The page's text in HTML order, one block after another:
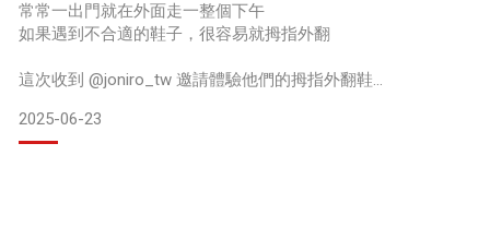
常常一出門就在外面走一整個下午
如果遇到不合適的鞋子，很容易就拇指外翻
這次收到 @joniro_tw 邀請體驗他們的拇指外翻鞋
讓你穿的舒適時尚，也不用犧牲地球
但因為是客製化的鞋款，所以需要耐心等候
2025-06-23